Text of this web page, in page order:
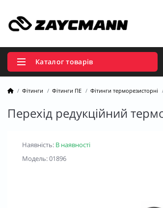
Каталог товарів
Фітинги Фітинги ПЕ Фітинги терморезисторні
Перехід редукційний
Наявність: В наявності
Модель: 01896